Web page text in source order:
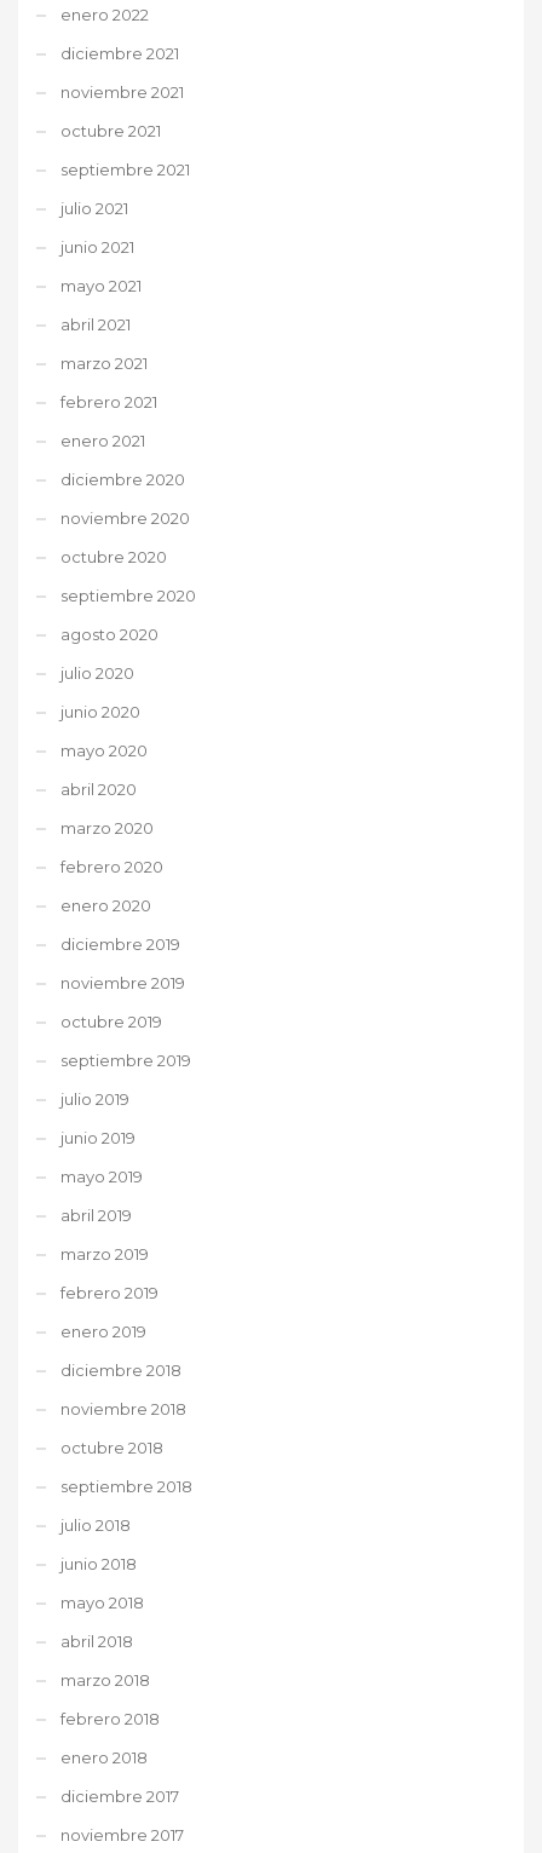
enero 2022
diciembre 2021
noviembre 2021
octubre 2021
septiembre 2021
julio 2021
junio 2021
mayo 2021
abril 2021
marzo 2021
febrero 2021
enero 2021
diciembre 2020
noviembre 2020
octubre 2020
septiembre 2020
agosto 2020
julio 2020
junio 2020
mayo 2020
abril 2020
marzo 2020
febrero 2020
enero 2020
diciembre 2019
noviembre 2019
octubre 2019
septiembre 2019
julio 2019
junio 2019
mayo 2019
abril 2019
marzo 2019
febrero 2019
enero 2019
diciembre 2018
noviembre 2018
octubre 2018
septiembre 2018
julio 2018
junio 2018
mayo 2018
abril 2018
marzo 2018
febrero 2018
enero 2018
diciembre 2017
noviembre 2017